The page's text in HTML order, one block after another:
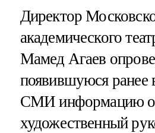
Директор
академического
Мамед Агаев
появившуюся ранее
СМИ информацию о
художественный